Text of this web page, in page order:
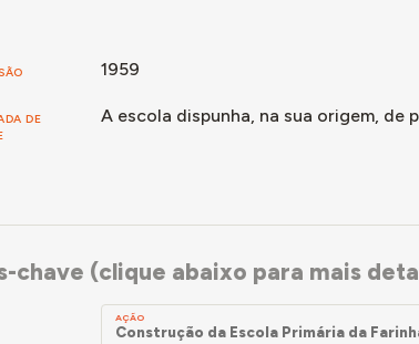
1959
DE
A escola dispunha, na sua origem, de
chave (clique abaixo para mais
AÇÃO
Construção da Escola Primária da